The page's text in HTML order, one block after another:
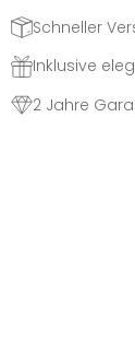
Schneller
Inklusive
2 Jahre